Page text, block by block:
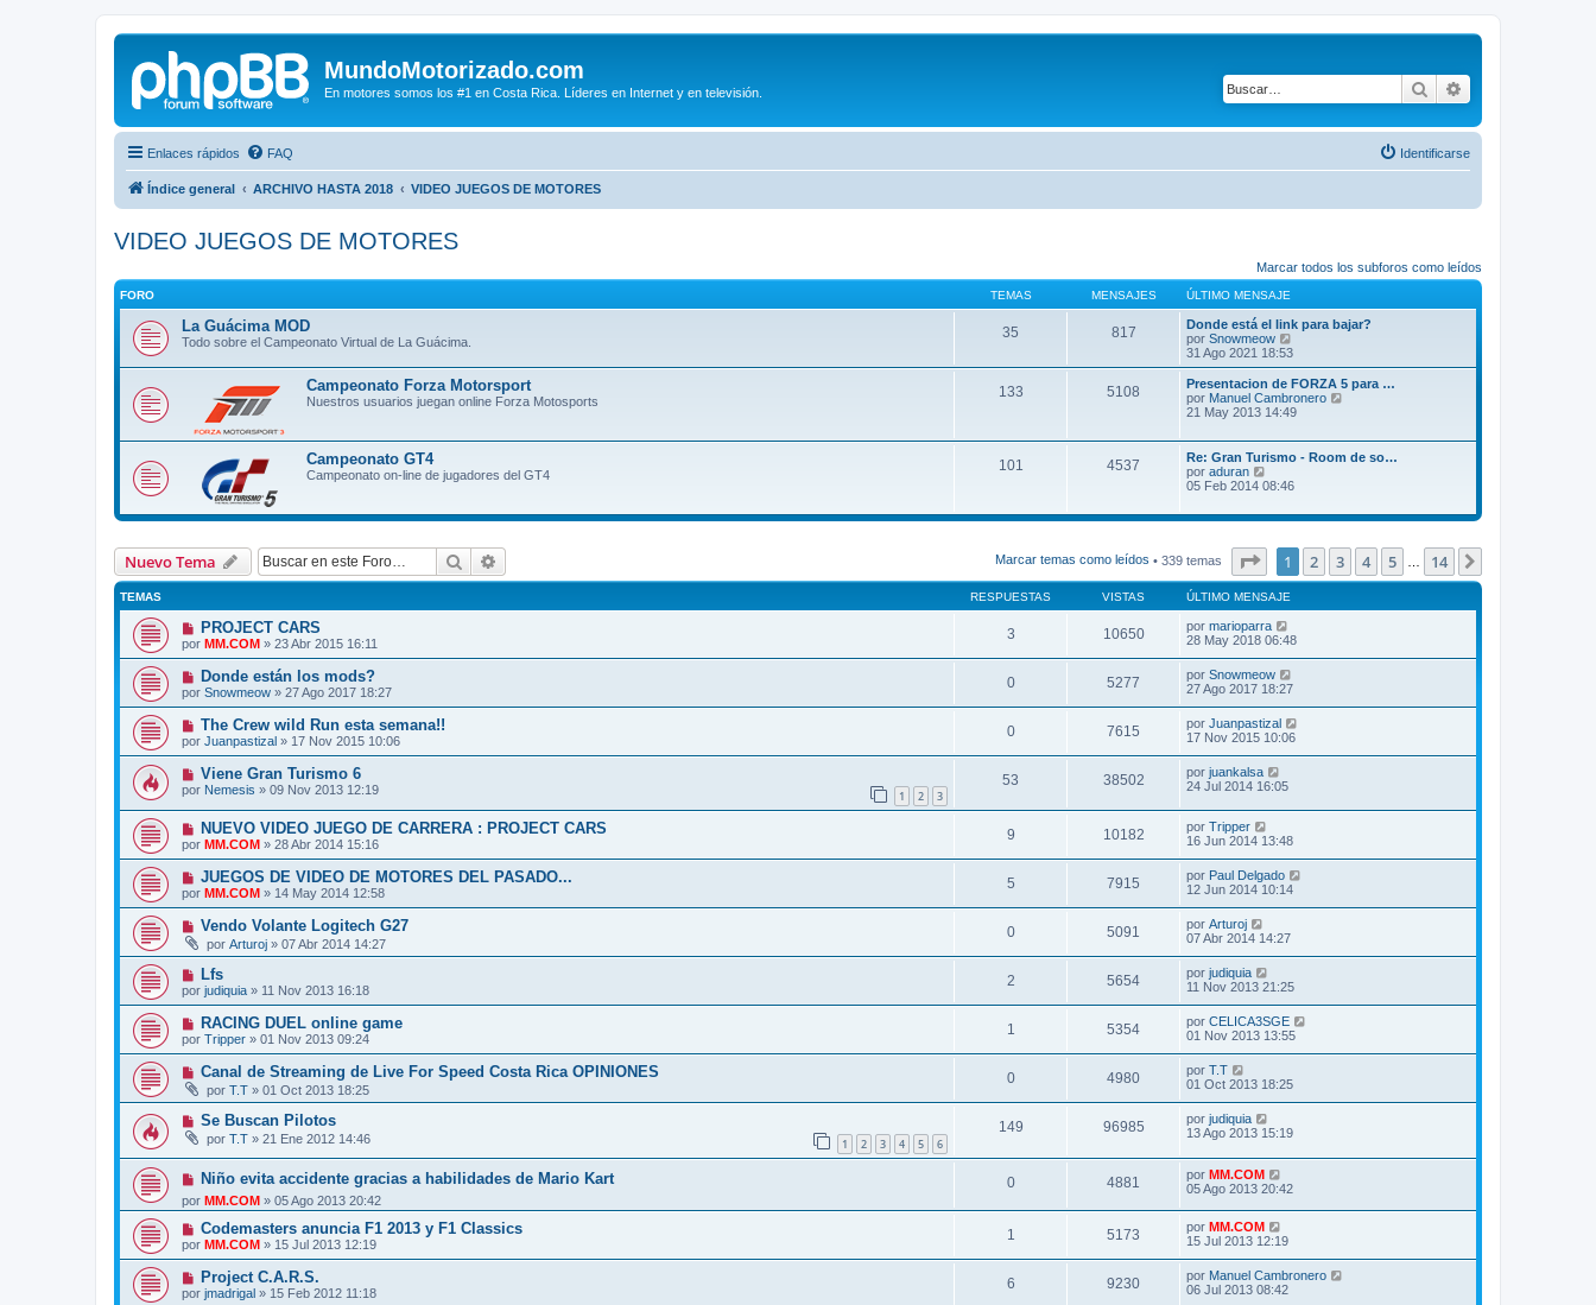
MundoMotorizado.com
En motores somos los #1 en Costa Rica. Líderes en Internet y en televisión. Buscar
Enlaces rápidos FAQ Identificarse
Índice general ARCHIVO HASTA 2018 VIDEO JUEGOS DE MOTORES
VIDEO JUEGOS DE MOTORES
Marcar todos los subforos como leídos
FORO TEMAS MENSAJES ÚLTIMO MENSAJE
La Guácima MOD
Todo sobre el Campeonato Virtual de La Guácima.
35 817
Donde está el link para bajar?
por Snowmeow
e
r
ú
l
t
m
e
n
a
e
31 Ago 2021 18:53
Campeonato Forza Motorsport
Nuestros usuarios juegan online Forza Motosports
133 5108
Presentacion de FORZA 5 para …
por Manuel Cambronero
ú
l
m
n
s
a
e
21 May 2013 14:49
Campeonato GT4
Campeonato on-line de jugadores del GT4
101 4537
Re: Gran Turismo - Room de so…
por aduran
e
ú
o
m
e
n
s
a
j
e
05 Feb 2014 08:46
Nuevo Tema Buscar Marcar temas como leídos • 339 temas Página1 de 14
1 2 3 4 5 14
TEMAS RESPUESTAS VISTAS ÚLTIMO MENSAJE
PROJECT CARS
por MM.COM » 23 Abr 2015 16:11
3 10650 por marioparra
28 May 2018 06:48
Donde están los mods?
por Snowmeow » 27 Ago 2017 18:27
0 5277 por Snowmeow
27 Ago 2017 18:27
The Crew wild Run esta semana!!
por Juanpastizal » 17 Nov 2015 10:06
0 7615 por Juanpastizal
17 Nov 2015 10:06
Viene Gran Turismo 6
por Nemesis » 09 Nov 2013 12:19 1 2 3
53 38502 por juankalsa
24 Jul 2014 16:05
NUEVO VIDEO JUEGO DE CARRERA : PROJECT CARS
por MM.COM » 28 Abr 2014 15:16
9 10182 por Tripper
16 Jun 2014 13:48
JUEGOS DE VIDEO DE MOTORES DEL PASADO...
por MM.COM » 14 May 2014 12:58
5 7915 por Paul Delgado
12 Jun 2014 10:14
Vendo Volante Logitech G27
por Arturoj » 07 Abr 2014 14:27
0 5091 por Arturoj
07 Abr 2014 14:27
Lfs
por judiquia » 11 Nov 2013 16:18
2 5654 por judiquia
11 Nov 2013 21:25
RACING DUEL online game
por Tripper » 01 Nov 2013 09:24
1 5354 por CELICA3SGE
01 Nov 2013 13:55
Canal de Streaming de Live For Speed Costa Rica OPINIONES
por T.T » 01 Oct 2013 18:25
0 4980 por T.T
01 Oct 2013 18:25
Se Buscan Pilotos
por T.T » 21 Ene 2012 14:46 1 2 3 4 5 6
149 96985 por judiquia
13 Ago 2013 15:19
Niño evita accidente gracias a habilidades de Mario Kart
por MM.COM » 05 Ago 2013 20:42
0 4881 por MM.COM
05 Ago 2013 20:42
Codemasters anuncia F1 2013 y F1 Classics
por MM.COM » 15 Jul 2013 12:19
1 5173 por MM.COM
15 Jul 2013 12:19
Project C.A.R.S.
por jmadrigal » 15 Feb 2012 11:18
6 9230 por Manuel Cambronero
06 Jul 2013 08:42